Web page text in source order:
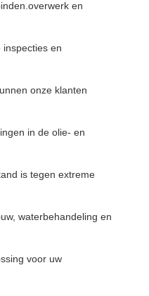
en
en
onze klanten
in de olie- en
is tegen extreme
waterbehandeling en
voor uw